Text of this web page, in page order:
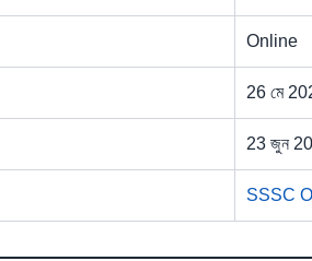
Online
26 মে
23 জুন
SSSC